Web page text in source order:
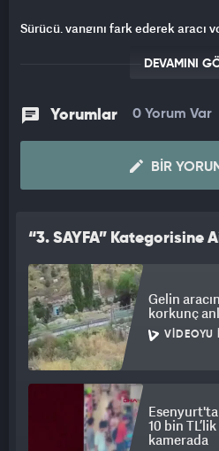
Sürücü, yangını fark ederek aracı
İhbar üzerine bölgeye itfaiye ve
Olay yerine gelen itfaiye
hasara yol açtı.
DEVAMINI
Yorumlar 0 Yorum Var
BIR
“3. SAYFA” Kategorisine
Gelin
korkunç
VIDEOYU
10 bin
kamerada